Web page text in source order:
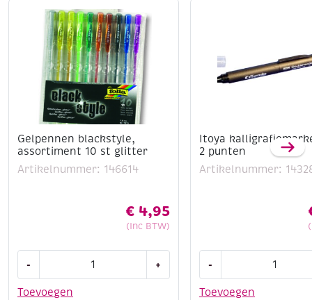
Gelpennen blackstyle,
assortiment 10 st glitter
Artikelnummer: 146614
€ 4,95
(Inc BTW)
Toevoegen
-
assortiment
+
Itoya
2 punten
Artikelnummer:
Toevoegen
-
kalligrafiemarker
met